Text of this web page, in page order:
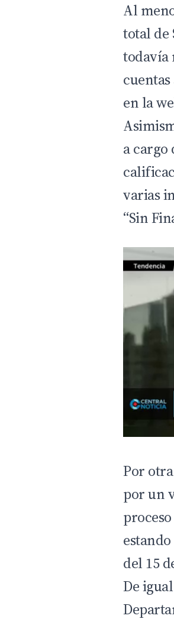
Al
total de
todavía
en la
a
varias
“Sin
Por
por un
del 15
De